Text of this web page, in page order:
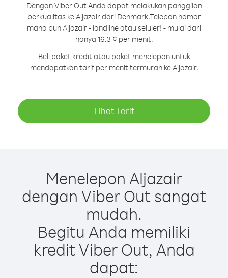
Dengan Viber Out Anda dapat melakukan panggilan
berkualitas ke Aljazair dari Denmark.Telepon nomor
mana pun Aljazair - landline atau seluler! - mulai dari
hanya 16.3 ¢ per menit.
Beli paket kredit atau paket menelepon untuk
mendapatkan tarif per menit termurah ke Aljazair.
Lihat Tarif
Menelepon Aljazair
dengan Viber Out sangat
mudah.
Begitu Anda memiliki
kredit Viber Out, Anda
dapat: